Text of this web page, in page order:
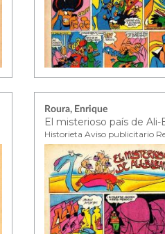
Roura, Enrique
Historieta Aviso publicitario